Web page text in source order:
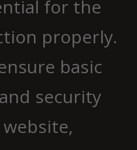
for the
properly.
basic
security